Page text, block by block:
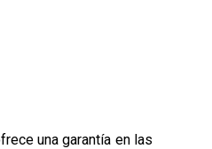
una garantía en las